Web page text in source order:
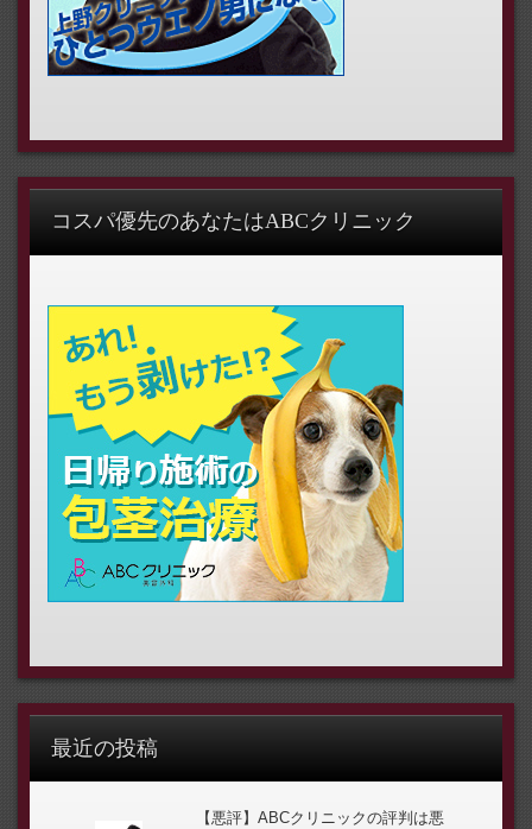
コスパ優先のあなたはABCクリニック
最近の投稿
【悪評】ABCクリニックの評判は悪